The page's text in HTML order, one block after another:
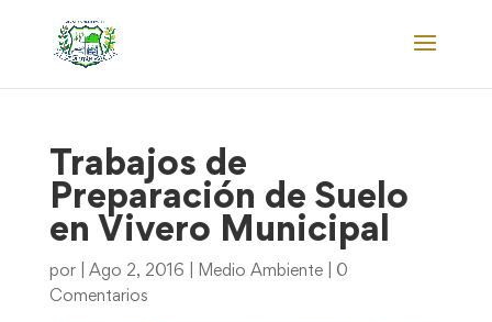
Trabajos de
Preparación de Suelo
en Vivero Municipal
por Ago 2, 2016 Medio Ambiente| 0
Comentarios